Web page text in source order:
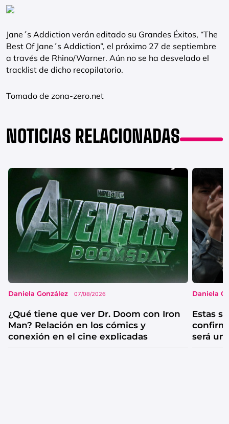
Jane´s Addiction verán editado su Grandes Éxitos, “The
Best Of Jane´s Addiction”, el próximo 27 de septiembre
a través de Rhino/Warner. Aún no se ha desvelado el
tracklist de dicho recopilatorio.
Tomado de zona-zero.net
NOTICIAS RELACIONADAS
Daniela González 07/08/2026
¿Qué tiene que ver Dr. Doom con Iron
Man? Relación en los cómics y
conexión en el cine explicadas
Daniela
Estas
será